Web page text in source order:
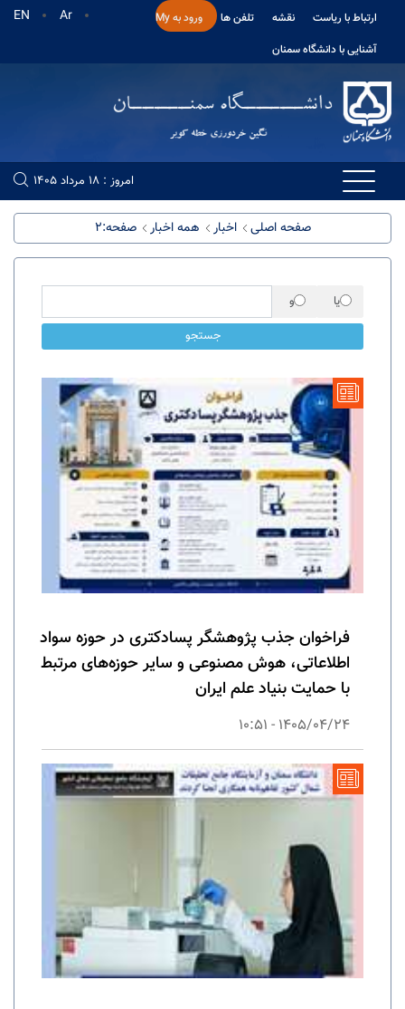
ارتباط با ریاست نقشه تلفن ها
ورود به My
آشنایی با دانشگاه سمنان
EN Ar
امروز : 18 مرداد 1405
صفحه اصلی اخبار همه اخبار صفحه:2
یا
و
جستجو
فراخوان جذب پژوهشگر پسادکتری در حوزه سواد
اطلاعاتی، هوش مصنوعی و سایر حوزه‌های مرتبط
با حمایت بنیاد علم ایران
1405/04/24 - 10:51